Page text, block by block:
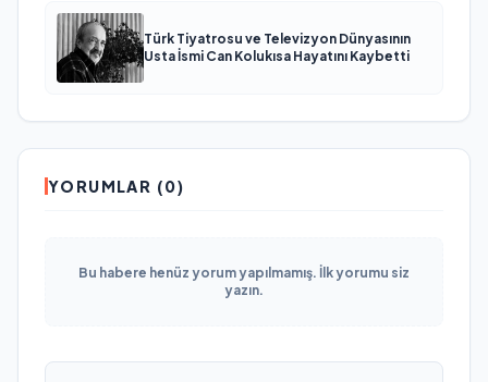
Türk Tiyatrosu ve Televizyon Dünyasının
Usta İsmi Can Kolukısa Hayatını Kaybetti
YORUMLAR (0)
Bu habere henüz yorum yapılmamış. İlk yorumu siz
yazın.